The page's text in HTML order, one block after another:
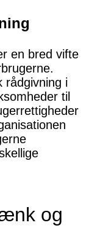
en bred vifte
rådgivning i
til
og